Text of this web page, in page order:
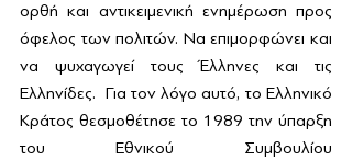
ορθή και αντικειμενική ενημέρωση προς
όφελος των πολιτών. Να επιμορφώνει και
να ψυχαγωγεί τους Έλληνες και τις
Ελληνίδες.  Για τον λόγο αυτό, το Ελληνικό
Κράτος θεσμοθέτησε το 1989 την ύπαρξη
του Εθνικού Συμβουλίου